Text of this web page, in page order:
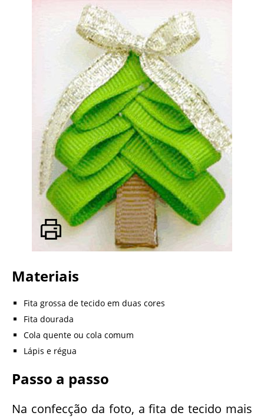
Materiais
Fita grossa de tecido em duas cores
Fita dourada
Cola quente ou cola comum
Lápis e régua
Passo a passo
Na confecção da foto, a fita de tecido mais